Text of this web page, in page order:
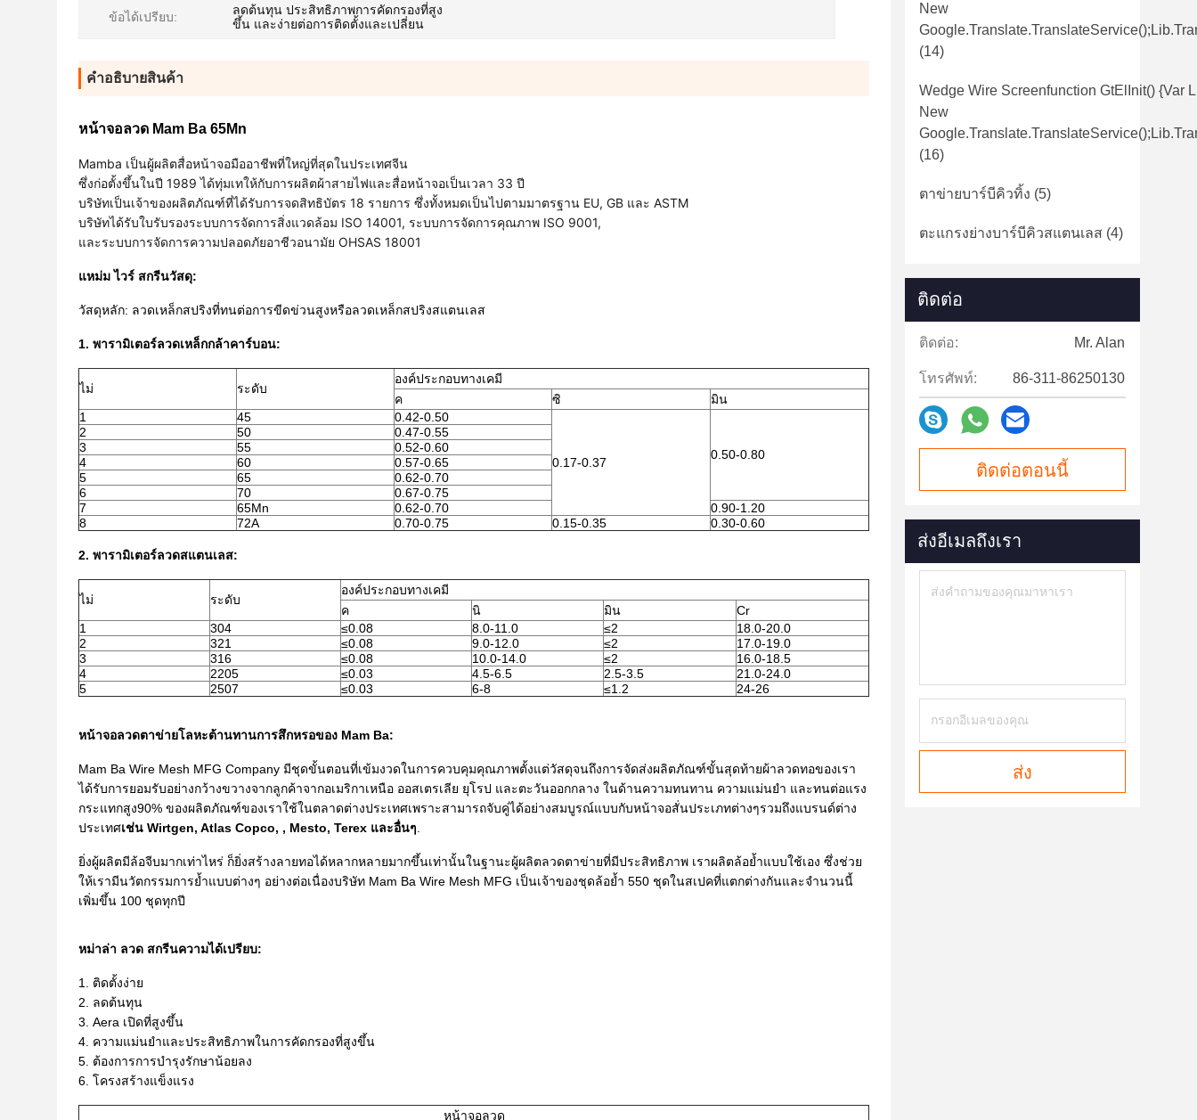
ข้อได้เปรียบ:
ลดต้นทุน ประสิทธิภาพการคัดกรองที่สูง
ขึ้น และง่ายต่อการติดตั้งและเปลี่ยน
คําอธิบายสินค้า
หน้าจอลวด Mam Ba 65Mn
Mamba เป็นผู้ผลิตสื่อหน้าจอมืออาชีพที่ใหญ่ที่สุดในประเทศจีน
ซึ่งก่อตั้งขึ้นในปี 1989 ได้ทุ่มเทให้กับการผลิตผ้าสายไฟและสื่อหน้าจอเป็นเวลา 33 ปี
บริษัทเป็นเจ้าของผลิตภัณฑ์ที่ได้รับการจดสิทธิบัตร 18 รายการ ซึ่งทั้งหมดเป็นไปตามมาตรฐาน EU, GB และ ASTM
บริษัทได้รับใบรับรองระบบการจัดการสิ่งแวดล้อม ISO 14001, ระบบการจัดการคุณภาพ ISO 9001,
และระบบการจัดการความปลอดภัยอาชีวอนามัย OHSAS 18001
แหม่ม ไวร์ สกรีนวัสดุ:
วัสดุหลัก: ลวดเหล็กสปริงที่ทนต่อการขีดข่วนสูงหรือลวดเหล็กสปริงสแตนเลส
1. พารามิเตอร์ลวดเหล็กกล้าคาร์บอน:
ไม่ ระดับ
องค์ประกอบทางเคมี
ค
ซิ
มิน
1
45 0.42-0.50
0.17-0.37
0.50-0.80
2 50
0.47-0.55
3
55
0.52-0.60
4
60
0.57-0.65
5
65
0.62-0.70
6
70
0.67-0.75
7
65Mn 0.62-0.70
0.90-1.20
8
72A 0.70-0.75 0.15-0.35 0.30-0.60
2. พารามิเตอร์ลวดสแตนเลส:
ไม่ ระดับ
องค์ประกอบทางเคมี
ค
นิ มิน
Cr
1
304 ≤0.08 8.0-11.0 ≤2
18.0-20.0
2
321 ≤0.08 9.0-12.0 ≤2
17.0-19.0
3
316 ≤0.08 10.0-14.0 ≤2
16.0-18.5
4
2205 ≤0.03 4.5-6.5 2.5-3.5
21.0-24.0
5
2507 ≤0.03 6-8 ≤1.2 24-26
หน้าจอลวดตาข่ายโลหะต้านทานการสึกหรอของ Mam Ba:
Mam Ba Wire Mesh MFG Company มีชุดขั้นตอนที่เข้มงวดในการควบคุมคุณภาพตั้งแต่วัสดุจนถึงการจัดส่งผลิตภัณฑ์ขั้นสุดท้ายผ้าลวดทอของเรา
ได้รับการยอมรับอย่างกว้างขวางจากลูกค้าจากอเมริกาเหนือ ออสเตรเลีย ยุโรป และตะวันออกกลาง ในด้านความทนทาน ความแม่นยำ และทนต่อแรง
กระแทกสูง90% ของผลิตภัณฑ์ของเราใช้ในตลาดต่างประเทศเพราะสามารถจับคู่ได้อย่างสมบูรณ์แบบกับหน้าจอสั่นประเภทต่างๆรวมถึงแบรนด์ต่าง
ประเทศเช่น Wirtgen, Atlas Copco, , Mesto, Terex และอื่นๆ
ยิ่งผู้ผลิตมีล้อจีบมากเท่าไหร่ ก็ยิ่งสร้างลายทอได้หลากหลายมากขึ้นเท่านั้นในฐานะผู้ผลิตลวดตาข่ายที่มีประสิทธิภาพ เราผลิตล้อย้ำแบบใช้เอง ซึ่งช่วย
ให้เรามีนวัตกรรมการย้ำแบบต่างๆ อย่างต่อเนื่องบริษัท Mam Ba Wire Mesh MFG เป็นเจ้าของชุดล้อย้ำ 550 ชุดในสเปคที่แตกต่างกันและจำนวนนี้
เพิ่มขึ้น 100 ชุดทุกปี
หม่าล่า ลวด สกรีนความได้เปรียบ:
1. ติดตั้งง่าย
2. ลดต้นทุน
3. Aera เปิดที่สูงขึ้น
4. ความแม่นยำและประสิทธิภาพในการคัดกรองที่สูงขึ้น
5. ต้องการการบำรุงรักษาน้อยลง
6. โครงสร้างแข็งแรง
หน้าจอลวด
New
(14)
Wedge Wire Screenfunction GtElInit() {var
New
(16)
ตาข่ายบาร์บีคิวทิ้ง (5)
ตะแกรงย่างบาร์บีคิวสแตนเลส (4)
ติดต่อ
ติดต่อ: Mr. Alan
โทรศัพท์: 86-311-86250130
ติดต่อตอนนี้
ส่งอีเมลถึงเรา
ส่ง